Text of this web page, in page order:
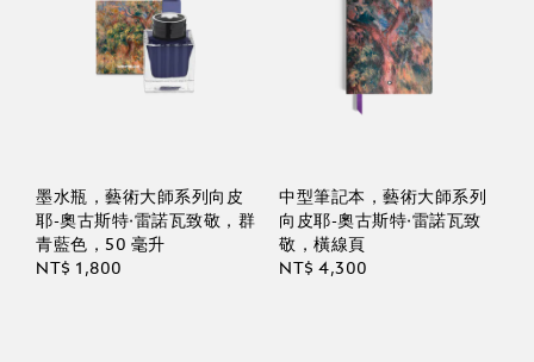
墨水瓶，藝術大師系列向皮
耶-奧古斯特·雷諾瓦致敬，群
青藍色，50 毫升
NT$ 1,800
中型筆記本，藝術大師系列
向皮耶-奧古斯特·雷諾瓦致
敬，橫線頁
NT$ 4,300